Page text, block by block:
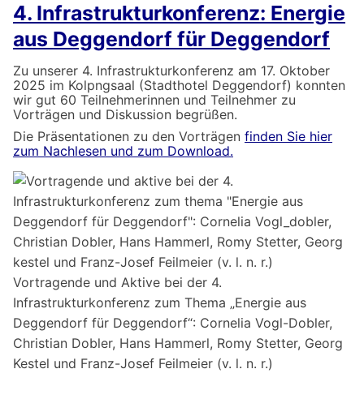
4. Infrastrukturkonferenz: Energie
aus Deggendorf für Deggendorf
Zu unserer 4. Infrastrukturkonferenz am 17. Oktober
2025 im Kolpngsaal (Stadthotel Deggendorf) konnten
wir gut 60 Teilnehmerinnen und Teilnehmer zu
Vorträgen und Diskussion begrüßen.
Die Präsentationen zu den Vorträgen finden Sie hier
zum Nachlesen und zum Download.
Vortragende und Aktive bei der 4.
Infrastrukturkonferenz zum Thema „Energie aus
Deggendorf für Deggendorf“: Cornelia Vogl-Dobler,
Christian Dobler, Hans Hammerl, Romy Stetter, Georg
Kestel und Franz-Josef Feilmeier (v. l. n. r.)